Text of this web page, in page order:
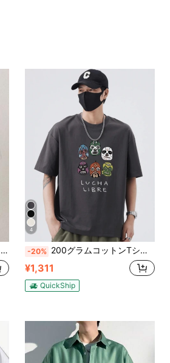
4
-20% 200グラムコットンTシャツ2025年メンズ新作半袖コットンバケーション柄半袖クルーネックペアルック
¥1,311
QuickShip